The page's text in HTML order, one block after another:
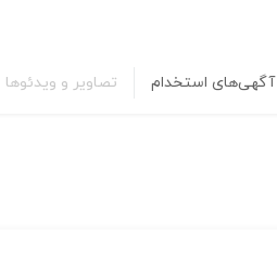
آگهی‌های استخدام تصاویر و ویدئوها